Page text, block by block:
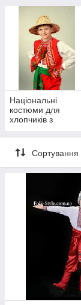
Національні
костюми для
хлопчиків з
Сортування